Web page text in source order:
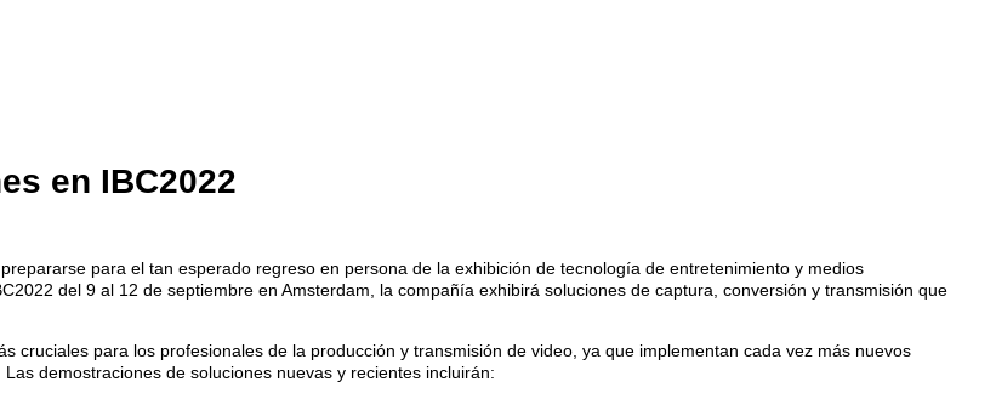
en IBC2022
para el tan esperado regreso en persona de la exhibición de tecnología de entretenimiento y medios
del 9 al 12 de septiembre en Amsterdam, la compañía exhibirá soluciones de captura, conversión y transmisión que
cruciales para los profesionales de la producción y transmisión de video, ya que implementan cada vez más nuevos
demostraciones de soluciones nuevas y recientes incluirán: